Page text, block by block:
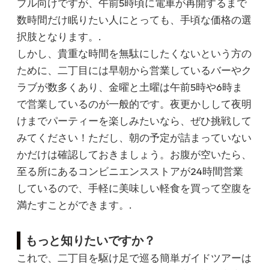
プル向けですが、午前5時頃に電車が再開するまで
数時間だけ眠りたい人にとっても、手頃な価格の選
択肢となります。.
しかし、貴重な時間を無駄にしたくないという方の
ために、二丁目には早朝から営業しているバーやク
ラブが数多くあり、金曜と土曜は午前5時や6時ま
で営業しているのが一般的です。夜更かしして夜明
けまでパーティーを楽しみたいなら、ぜひ挑戦して
みてください！ただし、朝の予定が詰まっていない
かだけは確認しておきましょう。お腹が空いたら、
至る所にあるコンビニエンスストアが24時間営業
しているので、手軽に美味しい軽食を買って空腹を
満たすことができます。.
もっと知りたいですか？
これで、二丁目を駆け足で巡る簡単ガイドツアーは